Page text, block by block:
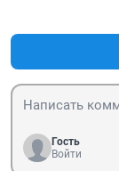
Гость
Войти